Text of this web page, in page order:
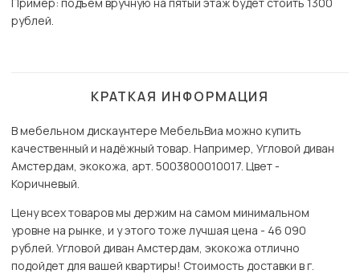
рублей.
КРАТКАЯ ИНФОРМАЦИЯ
В мебельном дискаунтере МебельВиа можно купить
качественный и надёжный товар. Например, Угловой диван
Амстердам, экокожа, арт. 5003800010017. Цвет -
Коричневый.
Цену всех товаров мы держим на самом минимальном
уровне на рынке, и у этого тоже лучшая цена - 46 090
рублей. Угловой диван Амстердам, экокожа отлично
подойдет для вашей квартиры! Стоимость доставки в г.